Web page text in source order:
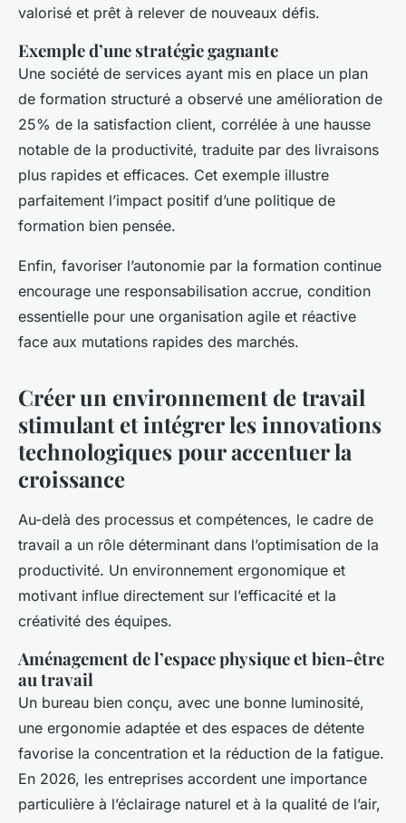
valorisé et prêt à relever de nouveaux défis.
Exemple d’une stratégie gagnante
Une société de services ayant mis en place un plan
de formation structuré a observé une amélioration de
25% de la satisfaction client, corrélée à une hausse
notable de la productivité, traduite par des livraisons
plus rapides et efficaces. Cet exemple illustre
parfaitement l’impact positif d’une politique de
formation bien pensée.
Enfin, favoriser l’autonomie par la formation continue
encourage une responsabilisation accrue, condition
essentielle pour une organisation agile et réactive
face aux mutations rapides des marchés.
Créer un environnement de travail
stimulant et intégrer les innovations
technologiques pour accentuer la
croissance
Au-delà des processus et compétences, le cadre de
travail a un rôle déterminant dans l’optimisation de la
productivité. Un environnement ergonomique et
motivant influe directement sur l’efficacité et la
créativité des équipes.
Aménagement de l’espace physique et bien-être
au travail
Un bureau bien conçu, avec une bonne luminosité,
une ergonomie adaptée et des espaces de détente
favorise la concentration et la réduction de la fatigue.
En 2026, les entreprises accordent une importance
particulière à l’éclairage naturel et à la qualité de l’air,